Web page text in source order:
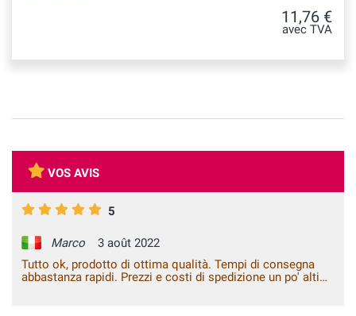
11,76 €
avec TVA
VOS AVIS
5
Marco
3 août 2022
Tutto ok, prodotto di ottima qualità. Tempi di consegna
abbastanza rapidi. Prezzi e costi di spedizione un po' alti